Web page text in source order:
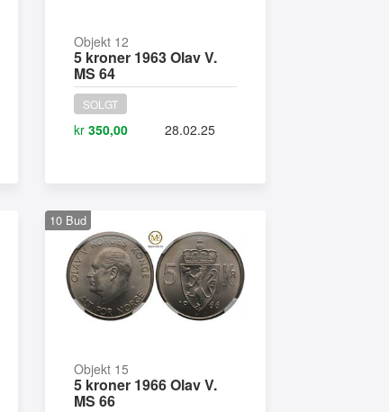
Objekt 12
5 kroner 1963 Olav V.
MS 64
SOLGT
kr 350,00 28.02.25
10 Bud
Objekt 15
5 kroner 1966 Olav V.
MS 66